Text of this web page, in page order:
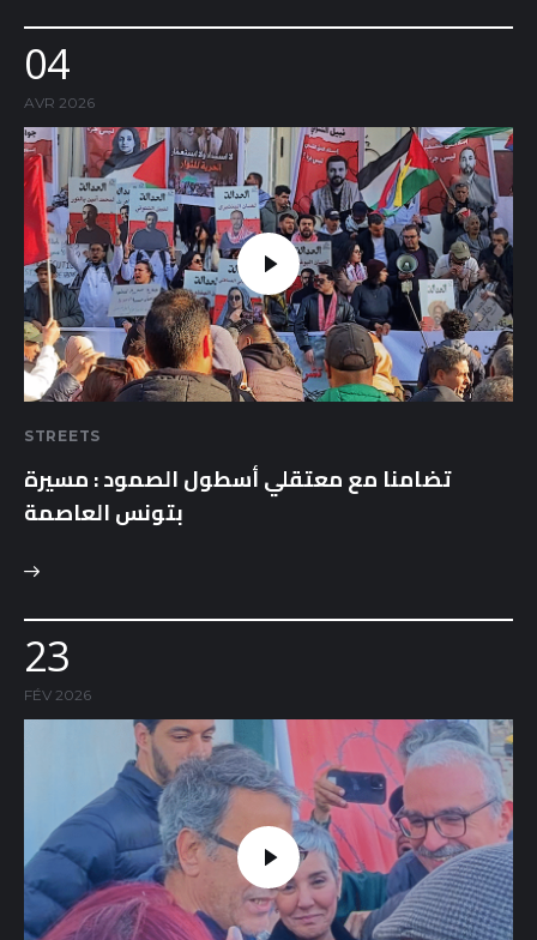
04
AVR 2026
STREETS
تضامنا مع معتقلي أسطول الصمود : مسيرة
بتونس العاصمة
23
FÉV 2026